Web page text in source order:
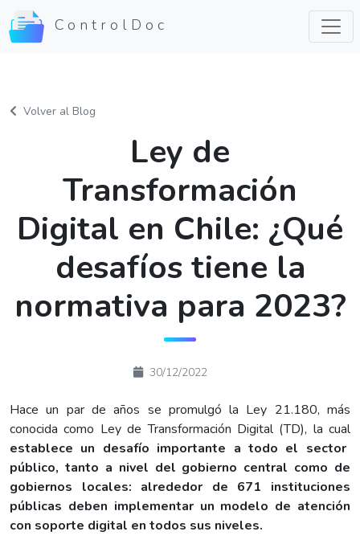
ControlDoc
Volver al Blog
Ley de
Transformación
Digital en Chile: ¿Qué
desafíos tiene la
normativa para 2023?
30/12/2022
Hace un par de años se promulgó la Ley 21.180, más
conocida como Ley de Transformación Digital (TD), la cual
establece un desafío importante a todo el sector
público, tanto a nivel del gobierno central como de
gobiernos locales: alrededor de 671 instituciones
públicas deben implementar un modelo de atención
con soporte digital en todos sus niveles.